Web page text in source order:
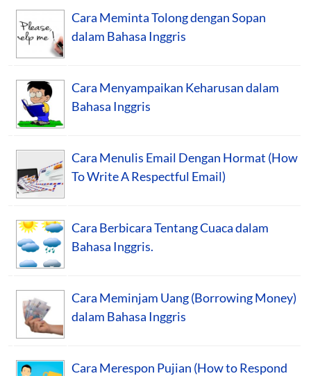
Cara Meminta Tolong dengan Sopan
dalam Bahasa Inggris
Cara Menyampaikan Keharusan dalam
Bahasa Inggris
Cara Menulis Email Dengan Hormat (How
To Write A Respectful Email)
Cara Berbicara Tentang Cuaca dalam
Bahasa Inggris.
Cara Meminjam Uang (Borrowing Money)
dalam Bahasa Inggris
Cara Merespon Pujian (How to Respond